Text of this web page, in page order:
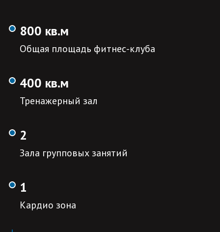
800 кв.м
Общая площадь фитнес-клуба
400 кв.м
Тренажерный зал
2
Зала групповых занятий
1
Кардио зона